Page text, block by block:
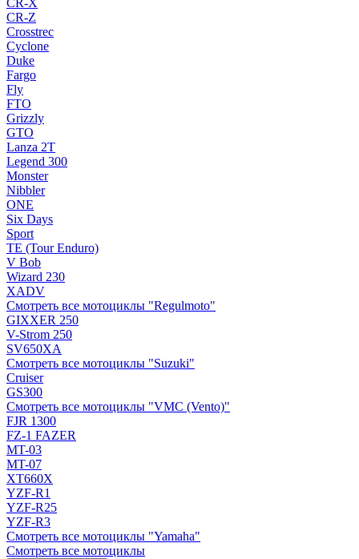
CR-X
CR-Z
Crosstrec
Cyclone
Duke
Fargo
Fly
FTO
Grizzly
GTO
Lanza 2T
Legend 300
Monster
Nibbler
ONE
Six Days
Sport
TE (Tour Enduro)
V Bob
Wizard 230
XADV
Смотреть все мотоциклы "Regulmoto"
GIXXER 250
V-Strom 250
SV650XA
Смотреть все мотоциклы "Suzuki"
Cruiser
GS300
Смотреть все мотоциклы "VMC (Vento)"
FJR 1300
FZ-1 FAZER
MT-03
MT-07
XT660X
YZF-R1
YZF-R25
YZF-R3
Смотреть все мотоциклы "Yamaha"
Смотреть все мотоциклы